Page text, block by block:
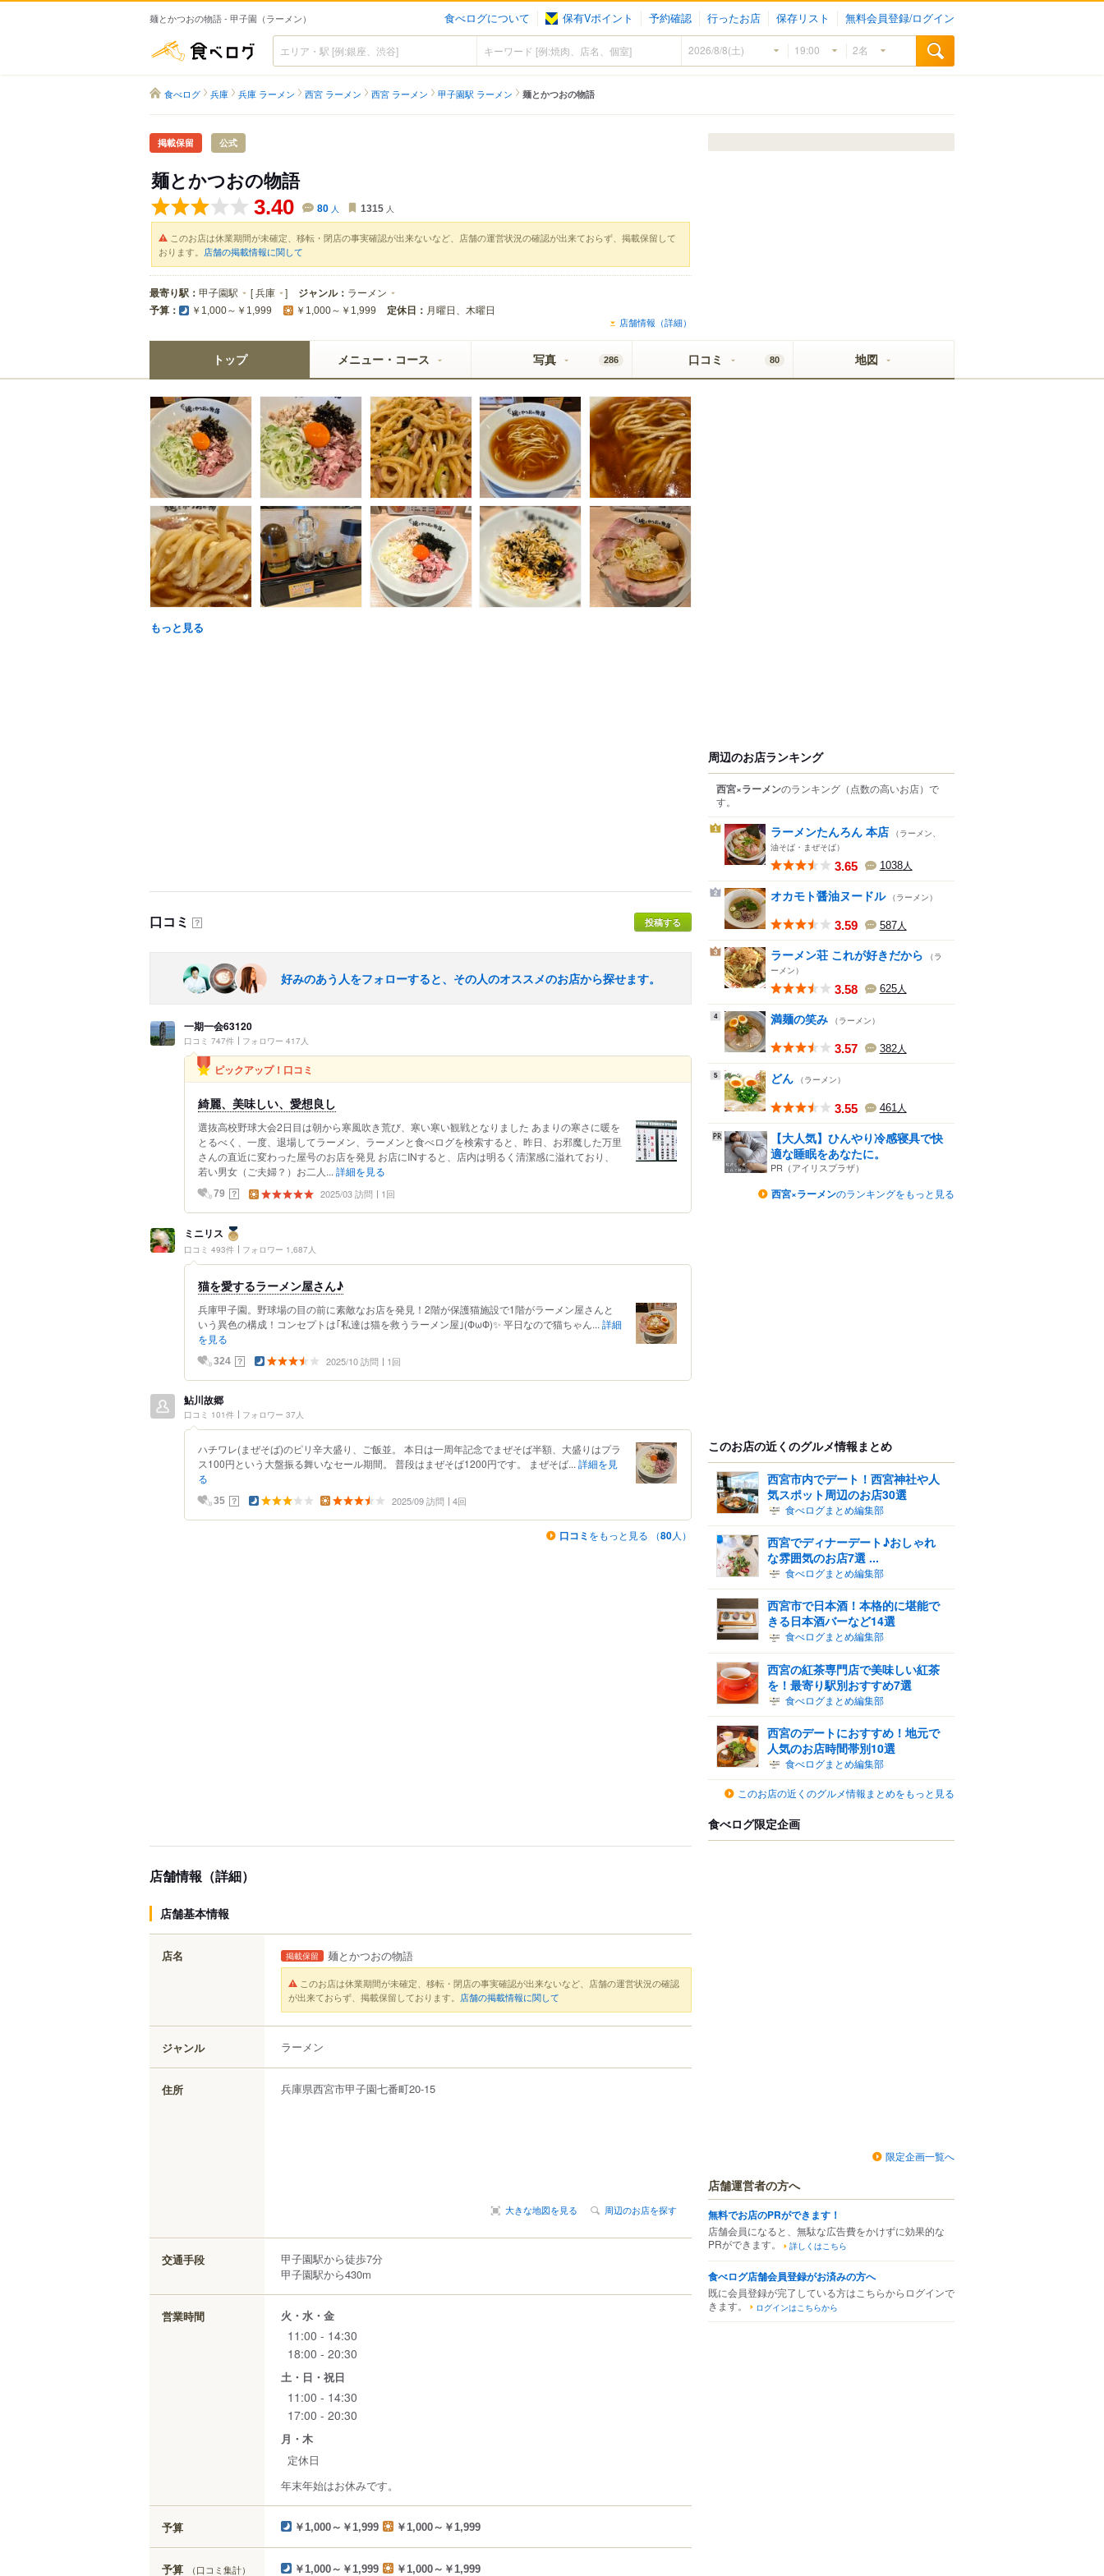
麺とかつおの物語 - 甲子園（ラーメン） 食べログについて 保有Vポイント 予約確認 行ったお店 保存リスト 無料会員登録/ログイン
食べログ
食べログ 兵庫 兵庫 ラーメン 西宮 ラーメン 西宮 ラーメン 甲子園駅 ラーメン 麺とかつおの物語
掲載保留 公式
麺とかつおの物語
3.40 80 人 1315 人
このお店は休業期間が未確定、移転・閉店の事実確認が出来ないなど、店舗の運営状況の確認が出来ておらず、掲載保留して
おります。 店舗の掲載情報に関して
最寄り駅： 甲子園駅 [兵庫 ] ジャンル： ラーメン
予算： ￥1,000～￥1,999 ￥1,000～￥1,999 定休日： 月曜日、木曜日
店舗情報（詳細）
トップ メニュー・コース 写真 286 口コミ 80 地図
もっと見る
口コミ ？ 投稿する
好みのあう人をフォローすると、その人のオススメのお店から探せます。
一期一会63120
口コミ 747件 フォロワー 417人
ピックアップ！口コミ
綺麗、美味しい、愛想良し
選抜高校野球大会2日目は朝から寒風吹き荒び、寒い寒い観戦となりました あまりの寒さに暖を
とるべく、一度、退場してラーメン、ラーメンと食べログを検索すると、昨日、お邪魔した万里
さんの直近に変わった屋号のお店を発見 お店にINすると、店内は明るく清潔感に溢れており、
若い男女（ご夫婦？）お二人... 詳細を見る
79 ？ 2025/03 訪問 1回
ミニリス
口コミ 493件 フォロワー 1,687人
猫を愛するラーメン屋さん♪
兵庫甲子園。野球場の目の前に素敵なお店を発見！2階が保護猫施設で1階がラーメン屋さんと
いう異色の構成！コンセプトは｢私達は猫を救うラーメン屋｣(ФωФ)✨ 平日なので猫ちゃん... 詳細
を見る
324 ？ 2025/10 訪問 1回
鮎川故郷
口コミ 101件 フォロワー 37人
ハチワレ(まぜそば)のピリ辛大盛り、ご飯並。 本日は一周年記念でまぜそば半額、大盛りはプラ
ス100円という大盤振る舞いなセール期間。 普段はまぜそば1200円です。 まぜそば... 詳細を見
る
35 ？ 2025/09 訪問 4回
口コミ をもっと見る （80人）
店舗情報（詳細）
店舗基本情報
店名 掲載保留 麺とかつおの物語
このお店は休業期間が未確定、移転・閉店の事実確認が出来ないなど、店舗の運営状況の確認
が出来ておらず、掲載保留しております。 店舗の掲載情報に関して
ジャンル ラーメン
住所 兵庫県西宮市甲子園七番町20-15
大きな地図を見る 周辺のお店を探す
交通手段
甲子園駅から徒歩7分
甲子園駅から430m
営業時間 火・水・金
11:00 - 14:30
18:00 - 20:30
土・日・祝日
11:00 - 14:30
17:00 - 20:30
月・木
定休日
年末年始はお休みです。
予算 ￥1,000～￥1,999 ￥1,000～￥1,999
予算 （口コミ集計） ￥1,000～￥1,999 ￥1,000～￥1,999
周辺のお店ランキング
西宮×ラーメンのランキング （点数の高いお店） で
す。
1 ラーメンたんろん 本店 （ラーメン、
油そば・まぜそば）
3.65 1038人
2 オカモト醤油ヌードル （ラーメン）
3.59 587人
3 ラーメン荘 これが好きだから
（ラ
ーメン）
3.58 625人
4 満麺の笑み （ラーメン）
3.57 382人
5 どん （ラーメン）
3.55 461人
【大人気】ひんやり冷感寝具で快
適な睡眠をあなたに。
PR（アイリスプラザ）
西宮×ラーメンのランキングをもっと見る
このお店の近くのグルメ情報まとめ
西宮市内でデート！西宮神社や人
気スポット周辺のお店30選
食べログまとめ編集部
西宮でディナーデート♪おしゃれ
な雰囲気のお店7選 ...
食べログまとめ編集部
西宮市で日本酒！本格的に堪能で
きる日本酒バーなど14選
食べログまとめ編集部
西宮の紅茶専門店で美味しい紅茶
を！最寄り駅別おすすめ7選
食べログまとめ編集部
西宮のデートにおすすめ！地元で
人気のお店時間帯別10選
食べログまとめ編集部
このお店の近くのグルメ情報まとめをもっと見る
食べログ限定企画
限定企画一覧へ
店舗運営者の方へ
無料でお店のPRができます！
店舗会員になると、無駄な広告費をかけずに効果的な
PRができます。
詳しくはこちら
食べログ店舗会員登録がお済みの方へ
既に会員登録が完了している方はこちらからログインで
きます。
ログインはこちらから